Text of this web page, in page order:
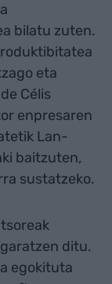
bilatu zuten.
eta
Célis
enpresaren
Lan-
baitzuten,
sustatzeko.
ditu.
egokituta